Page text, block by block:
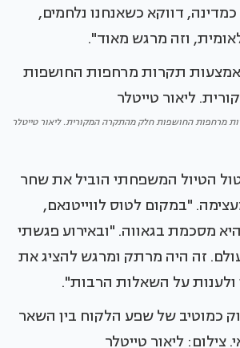
דווקא כשאנחנו נלחמים,
וזה מרגש מאוד".
מרחפות החושפות חלק מהתקרה המקורית. ליאור טייטלר
הטיול המשפחתי הוביל את שחר
"במקום לטוס לווייטנאם,
מסכמת בגאווה. "ובאירוע פגשתי
זה היה מרתק ומרגש להציג את
ולענות על השאלות הרבות".